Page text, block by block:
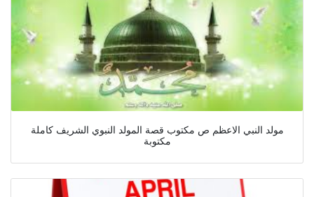
مولد النبي الاعظم ص مكتوب قصة المولد النبوي الشريف كاملة
مكتوبة